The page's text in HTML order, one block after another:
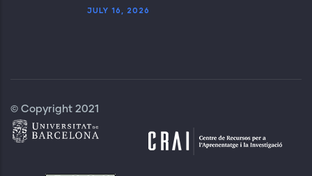
JULY 16, 2026
© Copyright 2021